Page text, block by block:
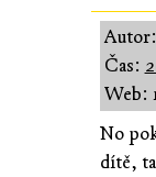
Čas:
Web:
No
dítě,